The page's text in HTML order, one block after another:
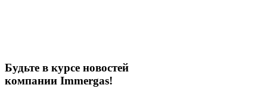
Будьте в курсе новостей
компании Immergas!